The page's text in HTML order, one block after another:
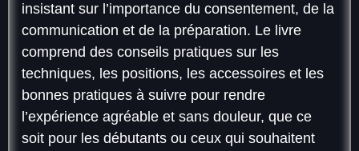
insistant sur l’importance du consentement, de la
communication et de la préparation. Le livre
comprend des conseils pratiques sur les
techniques, les positions, les accessoires et les
bonnes pratiques à suivre pour rendre
l’expérience agréable et sans douleur, que ce
soit pour les débutants ou ceux qui souhaitent